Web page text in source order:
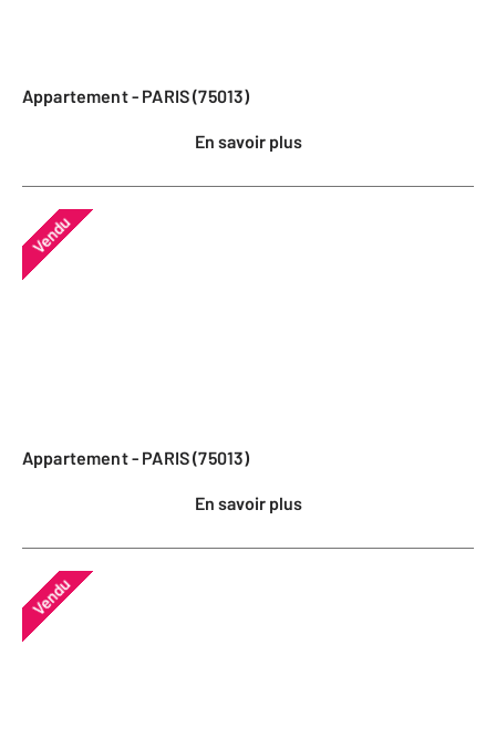
Appartement - PARIS (75013)
En savoir plus
Vendu
Appartement - PARIS (75013)
En savoir plus
Vendu